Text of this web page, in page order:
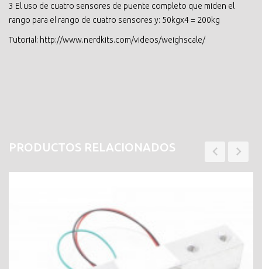
3 El uso de cuatro sensores de puente completo que miden el
rango para el rango de cuatro sensores y: 50kgx4 = 200kg
Tutorial: http://www.nerdkits.com/videos/weighscale/
PRODUCTOS RELACIONADOS